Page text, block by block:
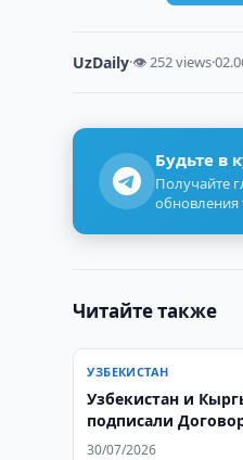
UzDaily·👁 252 views·
Будьте в
Получайте
обновления
Читайте также
УЗБЕКИСТАН
Узбекистан и
подписали
союзнических
30/07/2026